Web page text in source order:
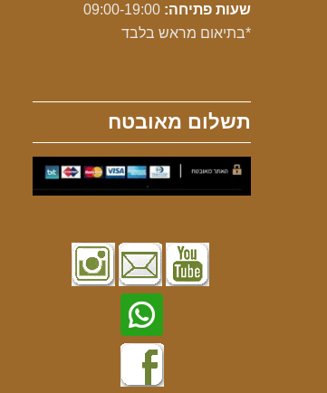
שעות פתיחה:
*בתיאום מראש בלבד
תשלום מאובטח